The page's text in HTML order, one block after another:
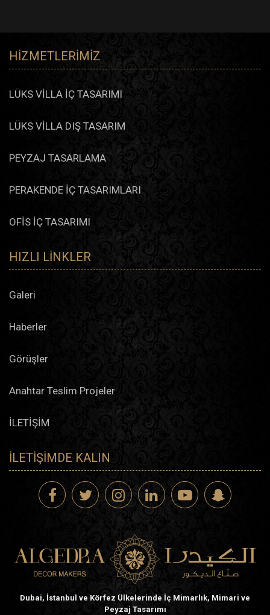
HIZMETLERIMIZ
LÜKS VİLLA İÇ TASARIMI
LÜKS VİLLA DIŞ TASARIM
PEYZAJ TASARLAMA
PERAKENDE İÇ TASARIMLARI
OFİS İÇ TASARIMI
HIZLI LINKLER
Galeri
Haberler
Görüşler
Anahtar Teslim Projeler
İLETİŞİM
İLETIŞIMDE KALIN
Dubai, İstanbul ve Körfez Ülkelerinde İç Mimarlık, Mimari ve
Peyzaj Tasarımı